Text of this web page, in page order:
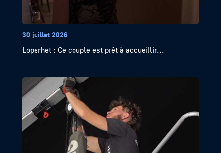
30 juillet 2026
Loperhet : Ce couple est prêt à accueillir...